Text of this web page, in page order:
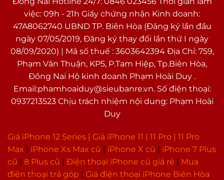
việc: 09h - 21h Giấy chứng nhận Kinh doanh:
47A8062740 UBND TP. Biên Hòa (Đăng ký lần đầu
ngày 07/05/2019, Đăng ký thay đổi lần thứ I ngày
08/09/2020) | Mã số thuế : 3603642394 Địa Chỉ: 759,
Phạm Văn Thuận, KP5, P.Tam Hiệp, Tp.Biên Hòa,
Đồng Nai Hộ kinh doanh Phạm Hoài Duy .
Email:phamhoaiduy@sieubanre.vn. Số điện thoại:
0937213523 Chịu trách nhiệm nội dung: Phạm Hoài
Duy
Giá iPhone 12 Series | Giá iPhone 11 11 Pro
11 Pro
Max
iPhone Xs Max cũ iPhone X cũ
iPhone 7 Plus
cũ
8 Plus cũ Điện thoại iPhone cũ giá rẻ
Mua
điện thoại trả góp
Giá điện thoại iPhone Biên Hòa